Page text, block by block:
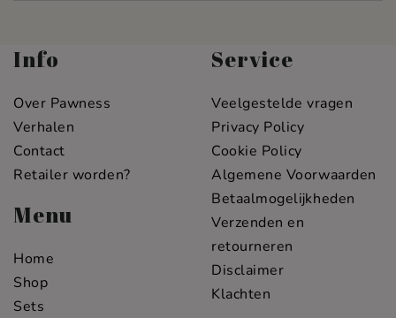
Info
Over Pawness
Verhalen
Contact
Retailer worden?
Menu
Home
Shop
Sets
Service
Veelgestelde vragen
Privacy Policy
Cookie Policy
Algemene Voorwaarden
Betaalmogelijkheden
Verzenden en
retourneren
Disclaimer
Klachten